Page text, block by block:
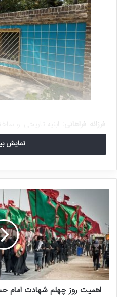
فرزانه فراهانی:
ابنیه تاریخی و
ایرانی که از گذشتگان به یادگار
بزرگ از هویت والای فرهنگی ما به
از طرف دیگر در کلانشهری چون
و معماری چشم‌نوازشان نیست و
دود و دم ترافیک یکنواخت آن
اندک و ناچیز که تبدیل به موزه
مهیا باشد، امری ضروری است و
درباره ابقا و حفظ این ابنیه
گذشته اخباری درباره ترمیم غیر
شهر تهران توسط شهرداری در
تاریخ و هویت پایتخت را به دنبال
نمایش
اهمیت روز چهلم شهادت امام